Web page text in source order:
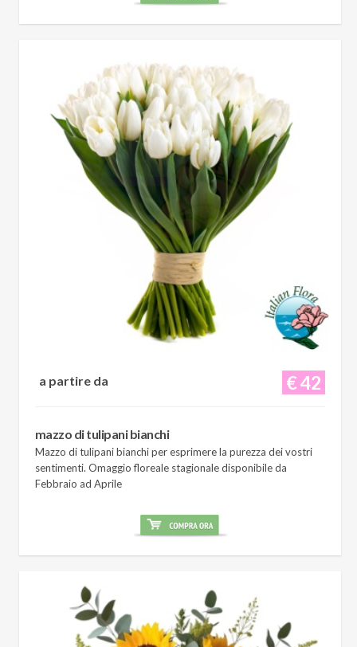
€ 42
a partire da
mazzo di tulipani bianchi
Mazzo di tulipani bianchi per esprimere la purezza dei vostri
sentimenti. Omaggio floreale stagionale disponibile da
Febbraio ad Aprile